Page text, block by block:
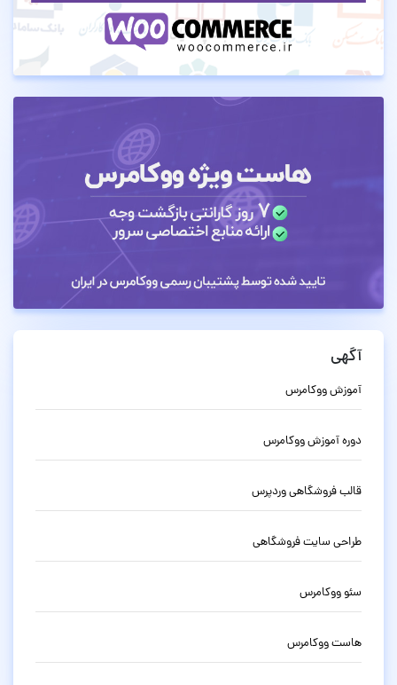
آگهی
آموزش ووکامرس
دوره آموزش ووکامرس
قالب فروشگاهی وردپرس
طراحی سایت فروشگاهی
سئو ووکامرس
هاست ووکامرس